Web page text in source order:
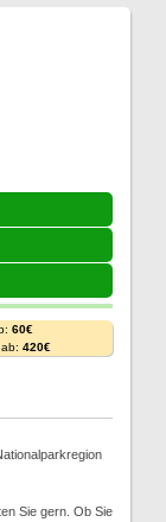
60€
420€
Sie gern. Ob Sie